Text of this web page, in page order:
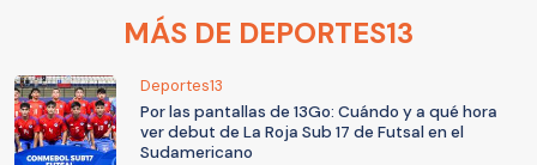
MÁS DE DEPORTES13
Deportes13
Por las pantallas de 13Go: Cuándo y a qué hora
ver debut de La Roja Sub 17 de Futsal en el
Sudamericano